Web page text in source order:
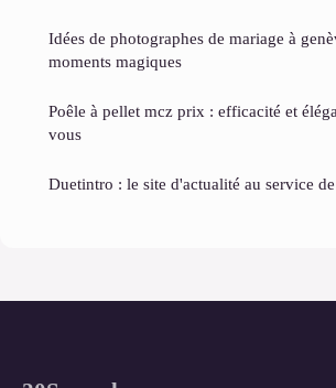
Idées de photographes de mariage à
moments magiques
Poêle à pellet mcz prix : efficacité et
vous
Duetintro : le site d'actualité au service